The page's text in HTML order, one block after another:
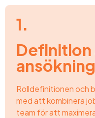
1.
Definition
Rolldefinitionen och
med att kombinera
team för att